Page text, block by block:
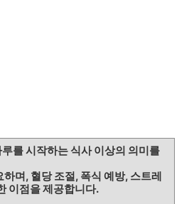
를 시작하는 식사 이상의 의미를
며, 혈당 조절, 폭식 예방, 스트레
이점을 제공합니다.